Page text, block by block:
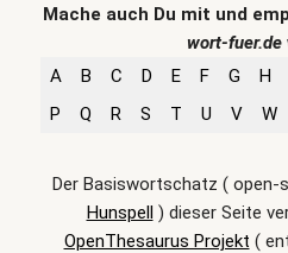
Mache auch Du mit und
wort-fuer.de
A
B C D E F G H
P
Q R S T U V W
Der Basiswortschatz ( open-
Hunspell) dieser Seite
OpenThesaurus Projekt (